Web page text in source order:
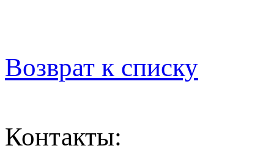
Возврат к списку
Контакты: